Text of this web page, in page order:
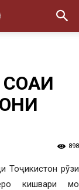
898
Тоҷикистон рӯзи
кишвари мо